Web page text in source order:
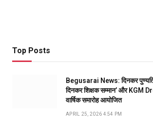
Top Posts
Begusarai News: दिनकर
दिनकर शिक्षक सम्मान’ और KGM
वार्षिक समारोह आयोजित
APRIL 25, 2026 4:54 PM